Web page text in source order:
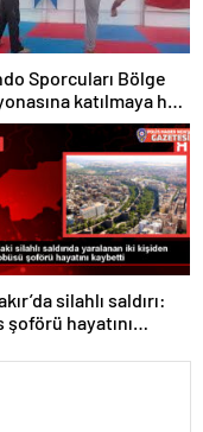
Sporcuları Bölge
katılmaya hak
silahlı saldırı:
şoförü hayatını